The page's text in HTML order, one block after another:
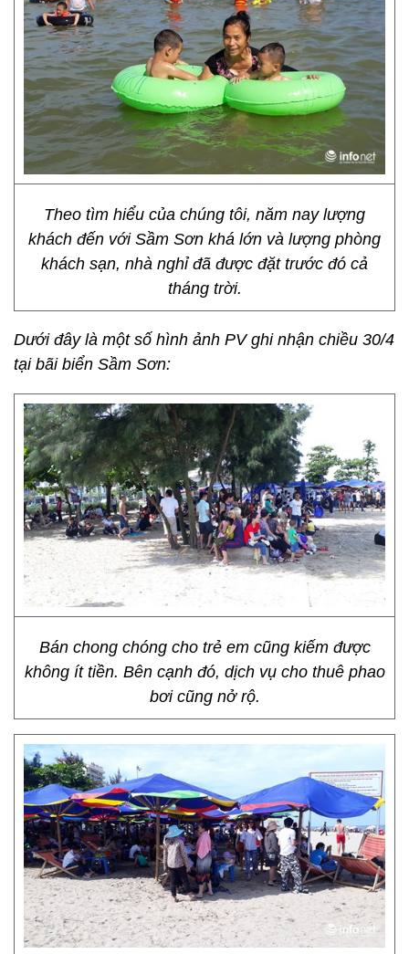
Theo tìm hiểu của chúng tôi, năm nay lượng
khách đến với Sầm Sơn khá lớn và lượng phòng
khách sạn, nhà nghỉ đã được đặt trước đó cả
tháng trời.
Dưới đây là một số hình ảnh PV ghi nhận chiều 30/4
tại bãi biển Sầm Sơn:
Bán chong chóng cho trẻ em cũng kiếm được
không ít tiền. Bên cạnh đó, dịch vụ cho thuê phao
bơi cũng nở rộ.